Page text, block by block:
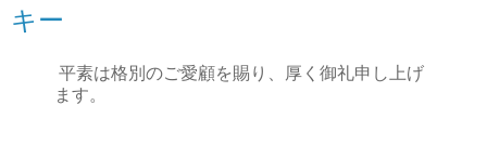
キー
平素は格別のご愛顧を賜り、厚く御礼申し上げ
ます。